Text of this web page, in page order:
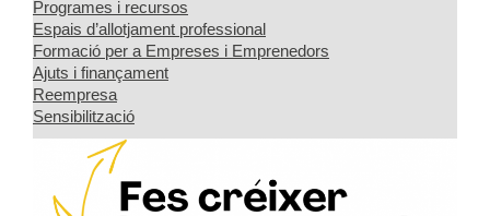
Programes i recursos
Espais d’allotjament professional
Formació per a Empreses i Emprenedors
Ajuts i finançament
Reempresa
Sensibilització